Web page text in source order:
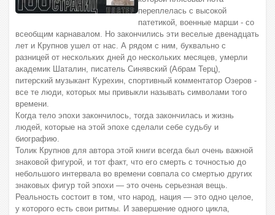
переплелась с высокой
патетикой, военные марши - со
всеобщим карнавалом. Но закончились эти веселые двенадцать
лет и Крупнов ушел от нас. А рядом с ним, буквально с
разницей от нескольких дней до нескольких месяцев, умерли
академик Шаталин, писатель Синявский (Абрам Терц),
питерский музыкант Курехин, спортивный комментатор Озеров -
все те люди, которых мы привыкли называть символами того
времени.
Когда тело эпохи закончилось, тогда закончилась и жизнь
людей, которые на этой эпохе сделали себе судьбу и
биографию.
Толик Крупнов для автора этой книги всегда был очень важной
знаковой фигурой, и тот факт, что его смерть с точностью до
небольшого интервала во времени совпала со смертью других
знаковых фигур той эпохи — это очень серьезная вещь.
Реальность состоит в том, что народ, нация — это одно целое,
у которого есть свои ритмы. И завершение одного цикла,